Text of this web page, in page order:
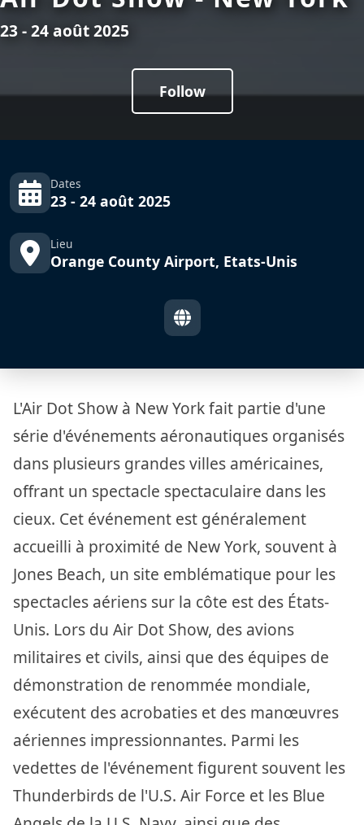
23 - 24 août 2025
Follow
Dates
23 - 24 août 2025
Lieu
Orange County Airport, Etats-Unis
L'Air Dot Show à New York fait partie d'une
série d'événements aéronautiques organisés
dans plusieurs grandes villes américaines,
offrant un spectacle spectaculaire dans les
cieux. Cet événement est généralement
accueilli à proximité de New York, souvent à
Jones Beach, un site emblématique pour les
spectacles aériens sur la côte est des États-
Unis. Lors du Air Dot Show, des avions
militaires et civils, ainsi que des équipes de
démonstration de renommée mondiale,
exécutent des acrobaties et des manœuvres
aériennes impressionnantes. Parmi les
vedettes de l'événement figurent souvent les
Thunderbirds de l'U.S. Air Force et les Blue